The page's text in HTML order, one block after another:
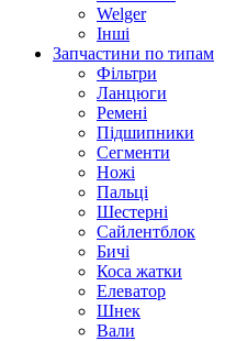
Welger
Інші
Запчастини по типам
Фільтри
Ланцюги
Ремені
Підшипники
Сегменти
Ножі
Пальці
Шестерні
Сайлентблок
Бичі
Коса жатки
Елеватор
Шнек
Вали